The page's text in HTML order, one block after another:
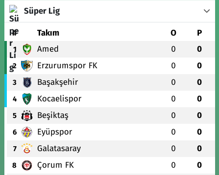
Süper Lig
# Takım O P
1 Amed 0 0
2 Erzurumspor FK 0 0
3 Başakşehir 0 0
4 Kocaelispor 0 0
5 Beşiktaş 0 0
6 Eyüpspor 0 0
7 Galatasaray 0 0
8 Çorum FK 0 0